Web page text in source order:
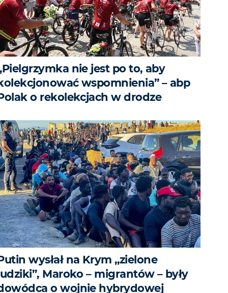
nie jest po to, aby
wspomnienia” – abp
o rekolekcjach w drodze
wysłał na Krym „zielone
Maroko – migrantów – były
o wojnie hybrydowej